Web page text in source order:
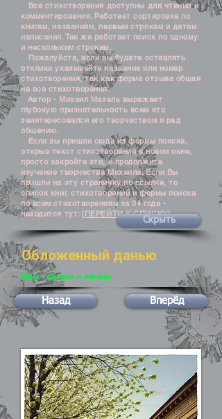
Все стихотворения доступны для чтения и
комментирования. Работает сортировка по
книгам, названиям, первым строкам и датам
написания. Так же работает поиск по одному
и нескольким строкам.
Пожалуйста, если вы будете оставлять
отклики указывайте название или номер
стихотворения, так как форма отзыва общая
на все стихотворения.
Автор - Михаил Мазель выражает
глубокую признательность всем кто
заинтересовался его творчеством и рад
общению.
Если вы пришли сюда из формы поиска,
открыв текст стихотворения в новом окне,
просто закройте это, и продолжите
изучение творчества Михаила. Если Вы
пришли на эту страничку по ссылке, то
список книг, стихотворений и формы поиска
по всем стихотворениям за 34 года -
находится тут: [ПЕРЕЙТИ К СПИСКУ]
Скрыть
Обложенный данью
Меж тайным и явным
Назад Вперёд